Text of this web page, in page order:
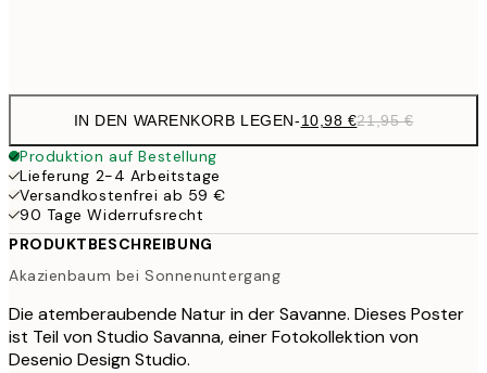
IN DEN WARENKORB LEGEN-10,98 €21,95 €
Produktion auf Bestellung
Lieferung 2-4 Arbeitstage
Versandkostenfrei ab 59 €
90 Tage Widerrufsrecht
PRODUKTBESCHREIBUNG
Akazienbaum bei Sonnenuntergang
Die atemberaubende Natur in der Savanne. Dieses Poster
ist Teil von Studio Savanna, einer Fotokollektion von
Desenio Design Studio.